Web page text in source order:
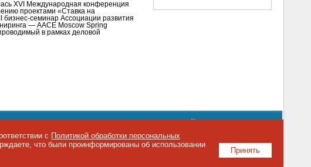
XVI Международная конференция
проектами «Ставка на
бизнес-семинар Ассоциации развития
— AACE Moscow Spring
в рамках деловой
и порядке использования материалов сайта
siteeditor@iemag.ru
Принять
с Политикой обработки персональных
что были проинформированы об использовании